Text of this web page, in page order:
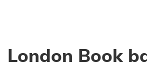
London Book